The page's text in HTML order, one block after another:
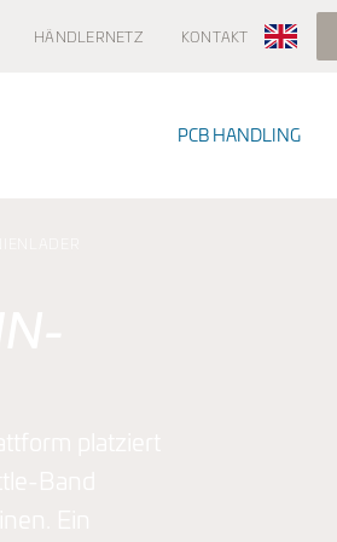
HÄNDLERNETZ KONTAKT
PCB HANDLING